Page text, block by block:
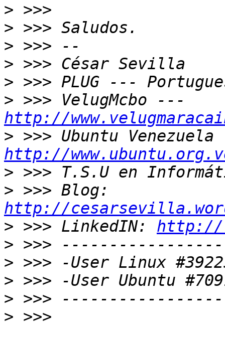
>
>
>
>
>
>
http://
>
http://
>
>
http://
> >>> LinkedIN: http://
>
>
>
>
> >>>